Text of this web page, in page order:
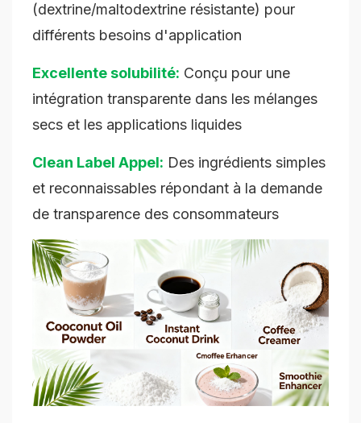
(dextrine/maltodextrine résistante) pour
différents besoins d'application
Excellente solubilité: Conçu pour une
intégration transparente dans les mélanges
secs et les applications liquides
Clean Label Appel: Des ingrédients simples
et reconnaissables répondant à la demande
de transparence des consommateurs